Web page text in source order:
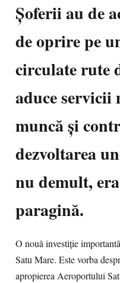
Șoferii au de
de oprire pe
circulate rute
aduce servicii
muncă și
dezvoltarea
nu demult,
paragină.
O nouă investiție
Satu Mare. Este vorba
apropierea Aeroportului